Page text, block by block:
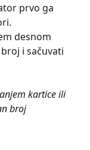
prvo ga
desnom
i sačuvati
kartice ili
broj